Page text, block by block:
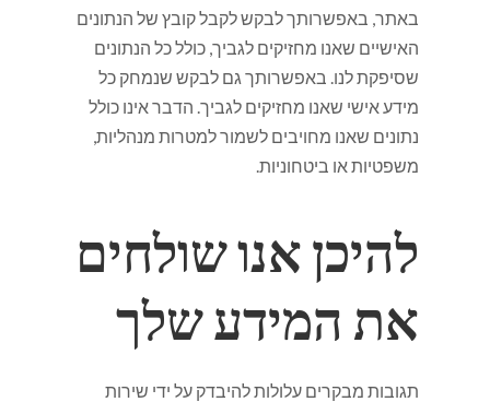
באתר, באפשרותך לבקש לקבל קובץ של הנתונים
האישיים שאנו מחזיקים לגביך, כולל כל הנתונים
שסיפקת לנו. באפשרותך גם לבקש שנמחק כל
מידע אישי שאנו מחזיקים לגביך. הדבר אינו כולל
נתונים שאנו מחויבים לשמור למטרות מנהליות,
משפטיות או ביטחוניות.
להיכן אנו שולחים
את המידע שלך
תגובות מבקרים עלולות להיבדק על ידי שירות